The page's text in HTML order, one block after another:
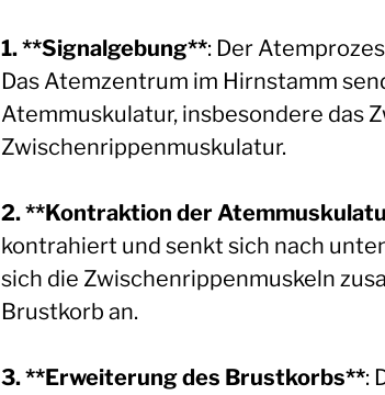
1. **Signalgebung**: Der
Das Atemzentrum im Hirnstamm
Atemmuskulatur, insbesondere das
Zwischenrippenmuskulatur.
2. **Kontraktion der
kontrahiert und senkt sich nach
sich die Zwischenrippenmuskeln
Brustkorb an.
3. **Erweiterung des Brustkorbs**: